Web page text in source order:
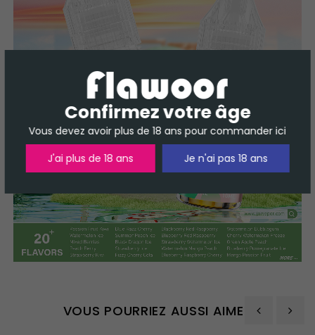
Confirmez votre âge
Vous devez avoir plus de 18 ans pour commander ici
J'ai plus de 18 ans
Je n'ai pas 18 ans
VOUS POURRIEZ AUSSI AIMER